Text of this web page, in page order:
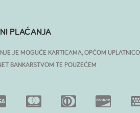
PLAĆANJA
JE MOGUĆE KARTICAMA, OPĆOM
BANKARSTVOM TE POUZEĆEM